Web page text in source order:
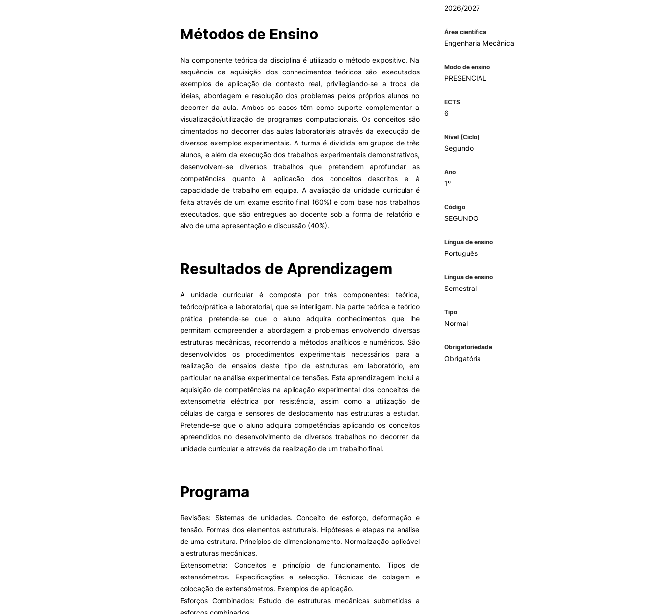
Razões para escolher a
Oliveira do Hospital
Associações de Estudantes
Vida Académica
Tunas Académicas
Informações Úteis
II&D E EMPRESAS
Empresas
INOPOL Academia de
Empreendedorismo
i2A - Instituto de Investigação
Aplicada
Produção Científica
Coimbra iTEC
Apresentação SAS UPCoimbra
Gabinete de Apoio ao Estudante
– GAE
Apoios Sociais Diretos
Alojamento
Alimentação
Saúde & Bem-Estar
Observatório
Projetos
Missão e objetivos
Podcast “Quintas Académicas
com Alumni”
Cartão Alumni
Portal de Emprego
PROJETOS PRR
Impulso Jovens STEAM e
Impulso Adultos
Farm4Future
inov3p – Centro de Inovação
Pedagógica
Oferta Formativa Geral
Pesquisa
Métodos de Ensino
Na componente teórica da disciplina é utilizado o método expositivo. Na
sequência da aquisição dos conhecimentos teóricos são executados
exemplos de aplicação de contexto real, privilegiando-se a troca de
ideias, abordagem e resolução dos problemas pelos próprios alunos no
decorrer da aula. Ambos os casos têm como suporte complementar a
visualização/utilização de programas computacionais. Os conceitos são
cimentados no decorrer das aulas laboratoriais através da execução de
diversos exemplos experimentais. A turma é dividida em grupos de três
alunos, e além da execução dos trabalhos experimentais demonstrativos,
desenvolvem-se diversos trabalhos que pretendem aprofundar as
competências quanto à aplicação dos conceitos descritos e à
capacidade de trabalho em equipa. A avaliação da unidade curricular é
feita através de um exame escrito final (60%) e com base nos trabalhos
executados, que são entregues ao docente sob a forma de relatório e
alvo de uma apresentação e discussão (40%).
Resultados de Aprendizagem
A unidade curricular é composta por três componentes: teórica,
teórico/prática e laboratorial, que se interligam. Na parte teórica e teórico
prática pretende-se que o aluno adquira conhecimentos que lhe
permitam compreender a abordagem a problemas envolvendo diversas
estruturas mecânicas, recorrendo a métodos analíticos e numéricos. São
desenvolvidos os procedimentos experimentais necessários para a
realização de ensaios deste tipo de estruturas em laboratório, em
particular na análise experimental de tensões. Esta aprendizagem inclui a
aquisição de competências na aplicação experimental dos conceitos de
extensometria eléctrica por resistência, assim como a utilização de
células de carga e sensores de deslocamento nas estruturas a estudar.
Pretende-se que o aluno adquira competências aplicando os conceitos
apreendidos no desenvolvimento de diversos trabalhos no decorrer da
unidade curricular e através da realização de um trabalho final.
Programa
Revisões: Sistemas de unidades. Conceito de esforço, deformação e
tensão. Formas dos elementos estruturais. Hipóteses e etapas na análise
de uma estrutura. Princípios de dimensionamento. Normalização aplicável
a estruturas mecânicas.
Extensometria: Conceitos e princípio de funcionamento. Tipos de
extensómetros. Especificações e selecção. Técnicas de colagem e
colocação de extensómetros. Exemplos de aplicação.
Esforços Combinados: Estudo de estruturas mecânicas submetidas a
esforços combinados.
2026/2027
Área científica
Engenharia Mecânica
Modo de ensino
PRESENCIAL
ECTS
6
Nível (Ciclo)
Segundo
Ano
1º
Código
SEGUNDO
Língua de ensino
Português
Língua de ensino
Semestral
Tipo
Normal
Obrigatoriedade
Obrigatória